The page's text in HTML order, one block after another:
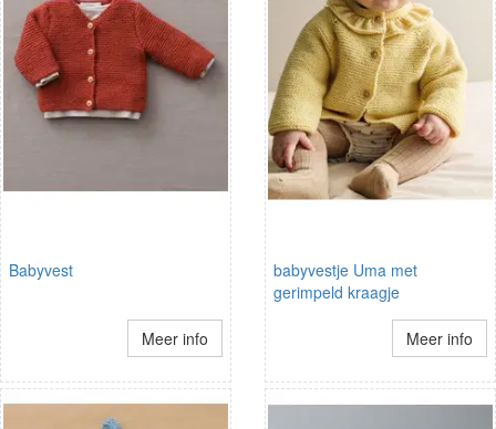
Babyvest
Meer info
babyvestje Uma met
gerimpeld kraagje
Meer info